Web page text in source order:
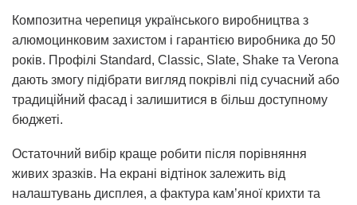
Композитна черепиця українського виробництва з
алюмоцинковим захистом і гарантією виробника до 50
років. Профілі Standard, Classic, Slate, Shake та Verona
дають змогу підібрати вигляд покрівлі під сучасний або
традиційний фасад і залишитися в більш доступному
бюджеті.
Остаточний вибір краще робити після порівняння
живих зразків. На екрані відтінок залежить від
налаштувань дисплея, а фактура кам’яної крихти та